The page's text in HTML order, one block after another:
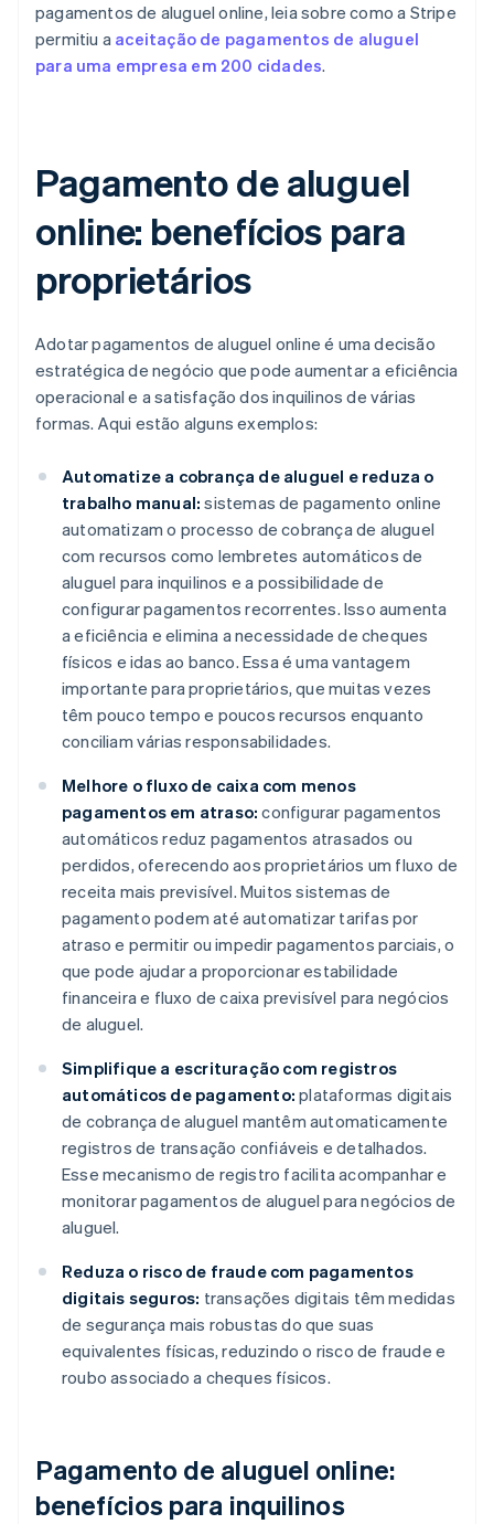
pagamentos de aluguel online, leia sobre como a Stripe
permitiu a aceitação de pagamentos de aluguel
para uma empresa em 200 cidades.
Pagamento de aluguel
online: benefícios para
proprietários
Adotar pagamentos de aluguel online é uma decisão
estratégica de negócio que pode aumentar a eficiência
operacional e a satisfação dos inquilinos de várias
formas. Aqui estão alguns exemplos:
Automatize a cobrança de aluguel e reduza o
trabalho manual: sistemas de pagamento online
automatizam o processo de cobrança de aluguel
com recursos como lembretes automáticos de
aluguel para inquilinos e a possibilidade de
configurar pagamentos recorrentes. Isso aumenta
a eficiência e elimina a necessidade de cheques
físicos e idas ao banco. Essa é uma vantagem
importante para proprietários, que muitas vezes
têm pouco tempo e poucos recursos enquanto
conciliam várias responsabilidades.
Melhore o fluxo de caixa com menos
pagamentos em atraso: configurar pagamentos
automáticos reduz pagamentos atrasados ou
perdidos, oferecendo aos proprietários um fluxo de
receita mais previsível. Muitos sistemas de
pagamento podem até automatizar tarifas por
atraso e permitir ou impedir pagamentos parciais, o
que pode ajudar a proporcionar estabilidade
financeira e fluxo de caixa previsível para negócios
de aluguel.
Simplifique a escrituração com registros
automáticos de pagamento: plataformas digitais
de cobrança de aluguel mantêm automaticamente
registros de transação confiáveis e detalhados.
Esse mecanismo de registro facilita acompanhar e
monitorar pagamentos de aluguel para negócios de
aluguel.
Reduza o risco de fraude com pagamentos
digitais seguros: transações digitais têm medidas
de segurança mais robustas do que suas
equivalentes físicas, reduzindo o risco de fraude e
roubo associado a cheques físicos.
Pagamento de aluguel online:
benefícios para inquilinos